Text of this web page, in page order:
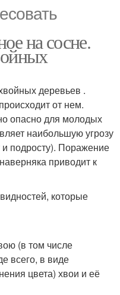
на сосне.
деревьев .
от нем.
опасно для молодых
наибольшую угрозу
подросту). Поражение
приводит к
которые
(в том числе
всего, в виде
цвета) хвои и её